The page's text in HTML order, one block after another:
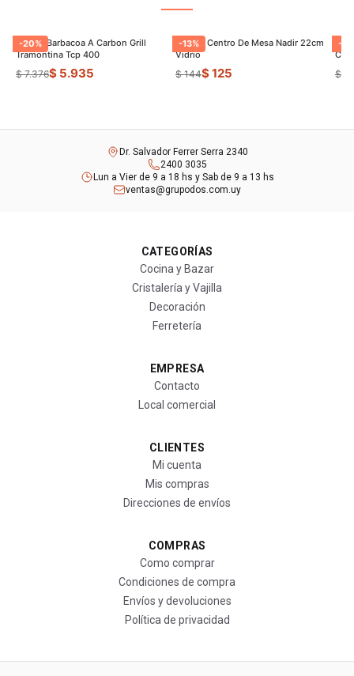
-20%
Parrilla Barbacoa A Carbon Grill
Tramontina Tcp 400
$ 7.376$ 5.935
-13%
Florero Centro De Mesa Nadir 22cm
Vidrio
$ 144$ 125
-
$
Dr. Salvador Ferrer Serra 2340
2400 3035
Lun a Vier de 9 a 18 hs y Sab de 9 a 13 hs
ventas@grupodos.com.uy
CATEGORÍAS
Cocina y Bazar
Cristalería y Vajilla
Decoración
Ferretería
EMPRESA
Contacto
Local comercial
CLIENTES
Mi cuenta
Mis compras
Direcciones de envíos
COMPRAS
Como comprar
Condiciones de compra
Envíos y devoluciones
Política de privacidad